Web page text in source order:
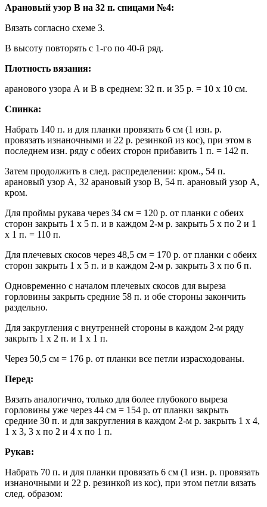
Арановый узор B на 32 п. спицами №4:
Вязать согласно схеме 3.
В высоту повторять с 1-го по 40-й ряд.
Плотность вязания:
аранового узора А и В в среднем: 32 п. и 35 р. = 10 х 10 см.
Спинка:
Набрать 140 п. и для планки провязать 6 см (1 изн. р.
провязать изнаночными и 22 р. резинкой из кос), при этом в
последнем изн. ряду с обеих сторон прибавить 1 п. = 142 п.
Затем продолжить в след. распределении: кром., 54 п.
арановый узор А, 32 арановый узор В, 54 п. арановый узор А,
кром.
Для проймы рукава через 34 см = 120 р. от планки с обеих
сторон закрыть 1 х 5 п. и в каждом 2-м р. закрыть 5 х по 2 и 1
х 1 п. = 110 п.
Для плечевых скосов через 48,5 см = 170 р. от планки с обеих
сторон закрыть 1 х 5 п. и в каждом 2-м р. закрыть 3 х по 6 п.
Одновременно с началом плечевых скосов для выреза
горловины закрыть средние 58 п. и обе стороны закончить
раздельно.
Для закругления с внутренней стороны в каждом 2-м ряду
закрыть 1 х 2 п. и 1 х 1 п.
Через 50,5 см = 176 р. от планки все петли израсходованы.
Перед:
Вязать аналогично, только для более глубокого выреза
горловины уже через 44 см = 154 р. от планки закрыть
средние 30 п. и для закругления в каждом 2-м р. закрыть 1 x 4,
1 x 3, 3 x по 2 и 4 x по 1 п.
Рукав:
Набрать 70 п. и для планки провязать 6 см (1 изн. р. провязать
изнаночными и 22 р. резинкой из кос), при этом петли вязать
след. образом: